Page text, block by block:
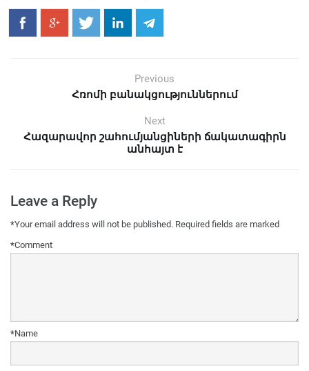
Previous
Հռոմի բանակցություններում
Next
Հազարավոր շահումյանցիների ճակատագիրն
անհայտ է
Leave a Reply
Your email address will not be published. Required fields are marked
*
Comment
*
Name
*